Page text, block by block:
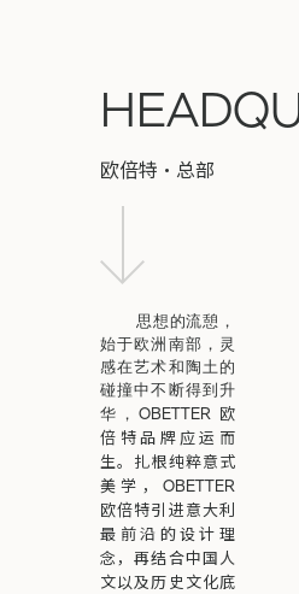
欧倍特·总部
思想的流憩，
始于欧洲南部，灵
感在艺术和陶土的
碰撞中不断得到升
华， OBETTER 欧
倍特品牌应运而
生。扎根纯粹意式
美学，OBETTER
欧倍特引进意大利
最前沿的设计理
念，再结合中国人
文以及历史文化底